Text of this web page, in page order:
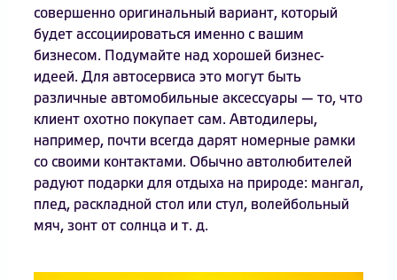
совершенно оригинальный вариант, который
будет ассоциироваться именно с вашим
бизнесом. Подумайте над хорошей бизнес-
идеей. Для автосервиса это могут быть
различные автомобильные аксессуары — то, что
клиент охотно покупает сам. Автодилеры,
например, почти всегда дарят номерные рамки
со своими контактами. Обычно автолюбителей
радуют подарки для отдыха на природе: мангал,
плед, раскладной стол или стул, волейбольный
мяч, зонт от солнца и т. д.